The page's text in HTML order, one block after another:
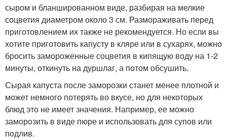
сыром и бланшированном виде, разбирая на мелкие
соцветия диаметром около 3 см. Размораживать перед
приготовлением их также не рекомендуется. Но если вы
хотите приготовить капусту в кляре или в сухарях, можно
бросить замороженные соцветия в кипящую воду на 1-2
минуты, откинуть на дуршлаг, а потом обсушить.
Сырая капуста после заморозки станет менее плотной и
может немного потерять во вкусе, но для некоторых
блюд это не имеет значения. Например, ее можно
заморозить в виде пюре и использовать для супов или
подлив.